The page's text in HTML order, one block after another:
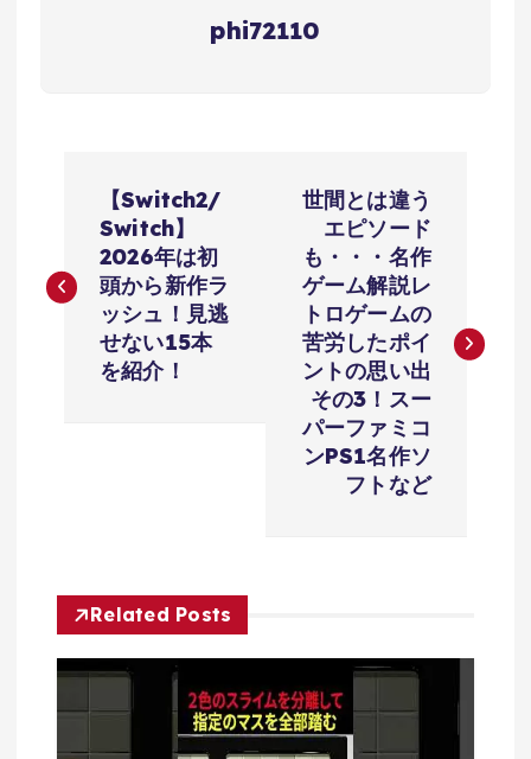
phi72110
ナ
ョ
ン
【Switch2/
Switch】
2026年は初
頭から新作ラ
ッシュ！見逃
せない15本
を紹介！
世間とは違う
エピソード
も・・・名作
ゲーム解説レ
トロゲームの
苦労したポイ
ントの思い出
その3！スー
パーファミコ
ンPS1名作ソ
フトなど
Related Posts